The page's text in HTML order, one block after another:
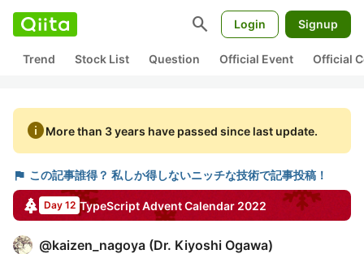
search Login Signup
Trend Stock List Question Official Event Official
infoMore than 3 years have passed since last update.
flag この記事誰得？ 私しか得しないニッチな技術で記事投稿！
Day 12 TypeScriptAdvent Calendar 2022
@kaizen_nagoya (Dr. Kiyoshi Ogawa)